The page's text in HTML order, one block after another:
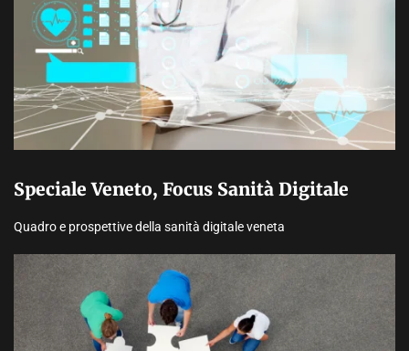
Speciale Veneto, Focus Sanità Digitale
Quadro e prospettive della sanità digitale veneta